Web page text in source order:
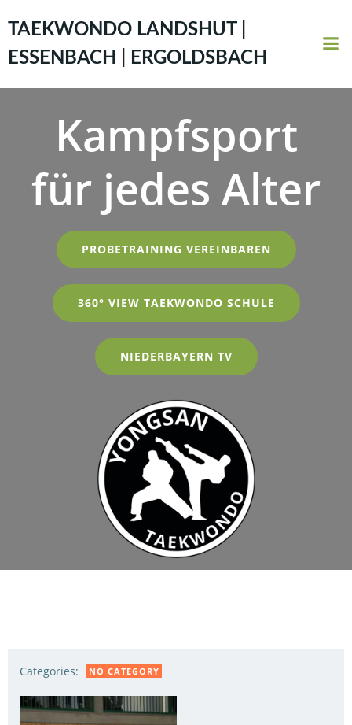
Inhalt
springen
TAEKWONDO LANDSHUT |
ESSENBACH | ERGOLDSBACH
Kampfsport
für jedes Alter
PROBETRAINING VEREINBAREN
360° VIEW TAEKWONDO SCHULE
NIEDERBAYERN TV
Categories: NO CATEGORY